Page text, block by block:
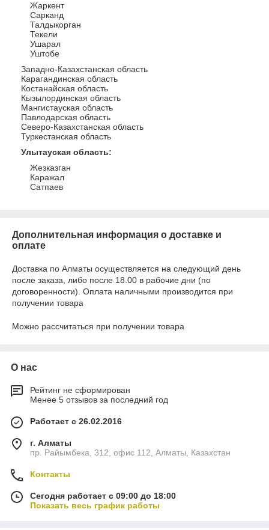
Жаркент
Сарканд
Талдыкорган
Текели
Ушарал
Уштобе
Западно-Казахстанская область
Карагандинская область
Костанайская область
Кызылординская область
Мангистауская область
Павлодарская область
Северо-Казахстанская область
Туркестанская область
Улытауская область:
Жезказган
Каражал
Сатпаев
Дополнительная информация о доставке и
оплате
Доставка по Алматы осуществляется на следующий день
после заказа, либо после 18.00 в рабочие дни (по
договоренности). Оплата наличными производится при
получении товара
Можно рассчитаться при получении товара
О нас
Рейтинг не сформирован
Менее 5 отзывов за последний год
Работает с 26.02.2016
г. Алматы
пр. Райымбека, 312, офис 112, Алматы, Казахстан
Контакты
Сегодня работает с 09:00 до 18:00
Показать весь график работы